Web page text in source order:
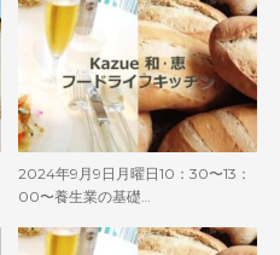
2024年9月9日月曜日10：30〜13：
00〜養生業の基礎…